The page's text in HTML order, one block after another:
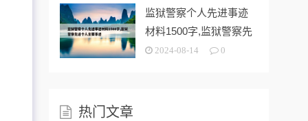
监狱警察个人先进事迹
材料1500字,监狱警察先
进个人
2024-08-14 0
热门文章